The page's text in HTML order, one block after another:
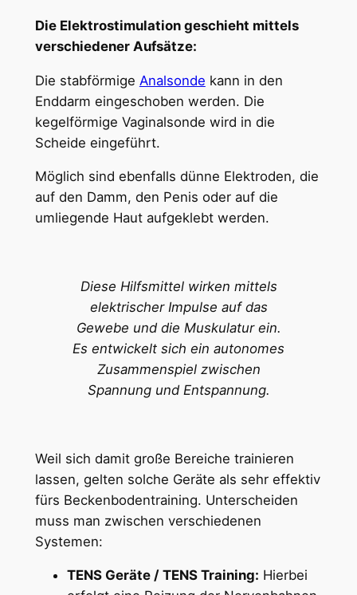
Die Elektrostimulation geschieht mittels
verschiedener Aufsätze:
Die stabförmige Analsonde kann in den
Enddarm eingeschoben werden. Die
kegelförmige Vaginalsonde wird in die
Scheide eingeführt.
Möglich sind ebenfalls dünne Elektroden, die
auf den Damm, den Penis oder auf die
umliegende Haut aufgeklebt werden.
Diese Hilfsmittel wirken mittels
elektrischer Impulse auf das
Gewebe und die Muskulatur ein.
Es entwickelt sich ein autonomes
Zusammenspiel zwischen
Spannung und Entspannung.
Weil sich damit große Bereiche trainieren
lassen, gelten solche Geräte als sehr effektiv
fürs Beckenbodentraining. Unterscheiden
muss man zwischen verschiedenen
Systemen:
TENS Geräte / TENS Training: Hierbei